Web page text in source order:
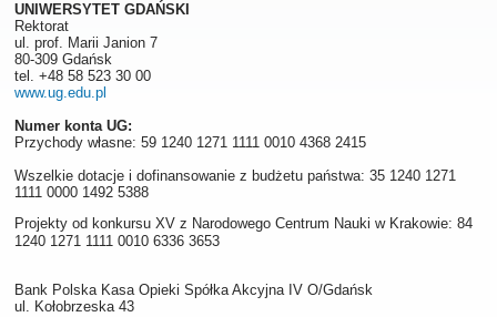
UNIWERSYTET GDAŃSKI
Rektorat
ul. prof. Marii Janion 7
80-309 Gdańsk
tel. +48 58 523 30 00
www.ug.edu.pl
Numer konta UG:
Przychody własne: 59 1240 1271 1111 0010 4368 2415
Wszelkie dotacje i dofinansowanie z budżetu państwa: 35 1240 1271
1111 0000 1492 5388
Projekty od konkursu XV z Narodowego Centrum Nauki w Krakowie: 84
1240 1271 1111 0010 6336 3653
Bank Polska Kasa Opieki Spółka Akcyjna IV O/Gdańsk
ul. Kołobrzeska 43